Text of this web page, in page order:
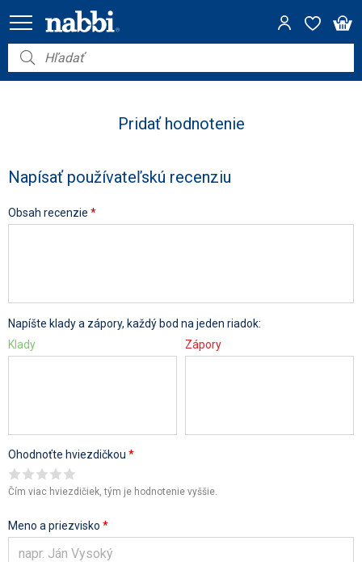
Nábytok
Akcie
Výpredaj
Pridať hodnotenie
Napísať používateľskú recenziu
Obsah recenzie *
Napíšte klady a zápory, každý bod na jeden riadok:
Klady
Zápory
Ohodnoťte hviezdičkou *
Čím viac hviezdičiek, tým je hodnotenie vyššie.
Meno a priezvisko *